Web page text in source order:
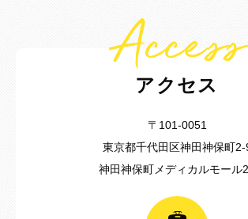
Access
アクセス
〒101-0051
東京都千代田区神田神保町2-
神田神保町メディカルモール